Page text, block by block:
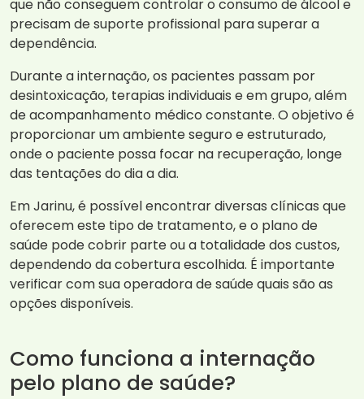
que não conseguem controlar o consumo de álcool e
precisam de suporte profissional para superar a
dependência.
Durante a internação, os pacientes passam por
desintoxicação, terapias individuais e em grupo, além
de acompanhamento médico constante. O objetivo é
proporcionar um ambiente seguro e estruturado,
onde o paciente possa focar na recuperação, longe
das tentações do dia a dia.
Em Jarinu, é possível encontrar diversas clínicas que
oferecem este tipo de tratamento, e o plano de
saúde pode cobrir parte ou a totalidade dos custos,
dependendo da cobertura escolhida. É importante
verificar com sua operadora de saúde quais são as
opções disponíveis.
Como funciona a internação
pelo plano de saúde?